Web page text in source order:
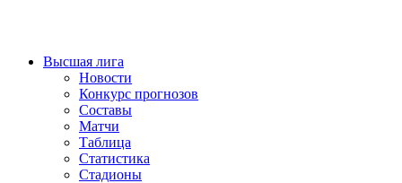
Высшая лига
Новости
Конкурс прогнозов
Составы
Матчи
Таблица
Статистика
Стадионы